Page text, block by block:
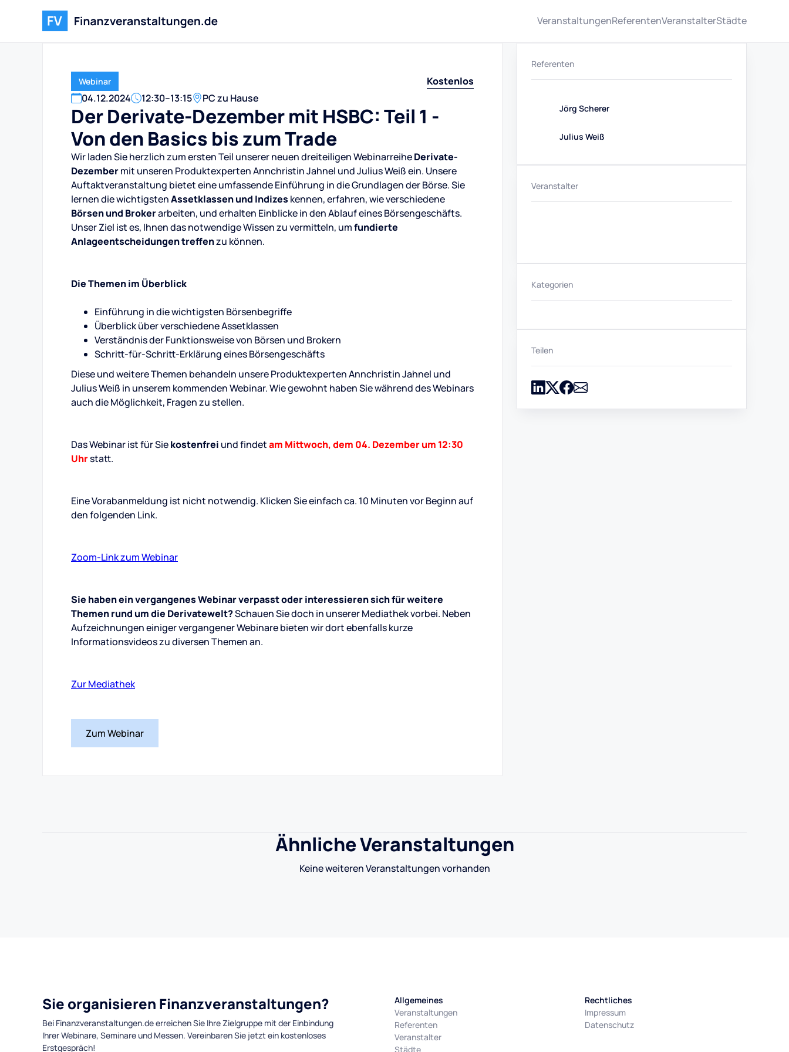
VeranstaltungenReferentenVeranstalterStädte
Webinar
Kostenlos
04.12.2024 12:30–13:15 PC zu Hause
Der Derivate-Dezember mit HSBC: Teil 1 -
Von den Basics bis zum Trade
Wir laden Sie herzlich zum ersten Teil unserer neuen dreiteiligen WebinarreiheDerivate-
Dezembermit unseren Produktexperten Annchristin Jahnel und Julius Weiß ein. Unsere
Auftaktveranstaltung bietet eine umfassende Einführung in die Grundlagen der Börse. Sie
lernen die wichtigstenAssetklassen und Indizes kennen, erfahren, wie verschiedene
Börsen und Brokerarbeiten, und erhalten Einblicke in den Ablauf eines Börsengeschäfts.
Unser Ziel ist es, Ihnen das notwendige Wissen zu vermitteln, umfundierte
Anlageentscheidungen treffenzu können.
Die Themen im Überblick
Einführung in die wichtigsten Börsenbegriffe
Überblick über verschiedene Assetklassen
Verständnis der Funktionsweise von Börsen und Brokern
Schritt-für-Schritt-Erklärung eines Börsengeschäfts
Diese und weitere Themen behandeln unsere Produktexperten Annchristin Jahnel und
Julius Weiß in unserem kommenden Webinar. Wie gewohnt haben Sie während des Webinars
auch die Möglichkeit, Fragen zu stellen.
Das Webinar ist für Siekostenfrei und findetam Mittwoch, dem 04. Dezember um 12:30
Uhrstatt.
Eine Vorabanmeldung ist nicht notwendig. Klicken Sie einfach ca. 10 Minuten vor Beginn auf
den folgenden Link.
Zoom-Link zum Webinar
Sie haben ein vergangenes Webinar verpasst oder interessieren sich für weitere
Themen rund um die Derivatewelt?Schauen Sie doch in unserer Mediathek vorbei. Neben
Aufzeichnungen einiger vergangener Webinare bieten wir dort ebenfalls kurze
Informationsvideos zu diversen Themen an.
Zur Mediathek
Zum Webinar
Referenten
Jörg Scherer
Julius Weiß
Veranstalter
Kategorien
Teilen
Ähnliche Veranstaltungen
Keine weiteren Veranstaltungen vorhanden
Sie organisieren Finanzveranstaltungen?
Bei Finanzveranstaltungen.de erreichen Sie Ihre Zielgruppe mit der Einbindung
Ihrer Webinare, Seminare und Messen. Vereinbaren Sie jetzt ein kostenloses
Erstgespräch!
Allgemeines
Veranstaltungen
Referenten
Veranstalter
Städte
Rechtliches
Impressum
Datenschutz